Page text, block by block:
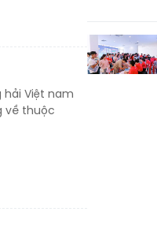
hải Việt nam
về thuộc